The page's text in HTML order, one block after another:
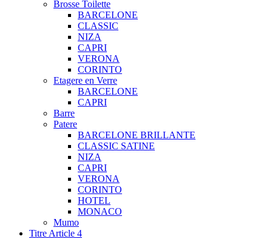
Brosse Toilette
BARCELONE
CLASSIC
NIZA
CAPRI
VERONA
CORINTO
Etagere en Verre
BARCELONE
CAPRI
Barre
Patere
BARCELONE BRILLANTE
CLASSIC SATINE
NIZA
CAPRI
VERONA
CORINTO
HOTEL
MONACO
Mumo
Titre Article 4